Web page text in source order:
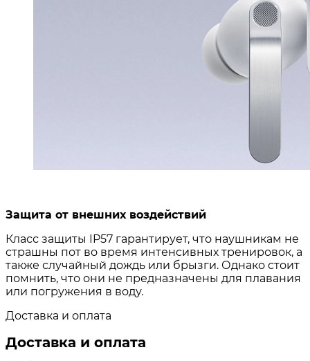
Защита от внешних воздействий
Класс защиты IP57 гарантирует, что наушникам не
страшны пот во время интенсивных тренировок, а
также случайный дождь или брызги. Однако стоит
помнить, что они не предназначены для плавания
или погружения в воду.
Доставка и оплата
Доставка и оплата